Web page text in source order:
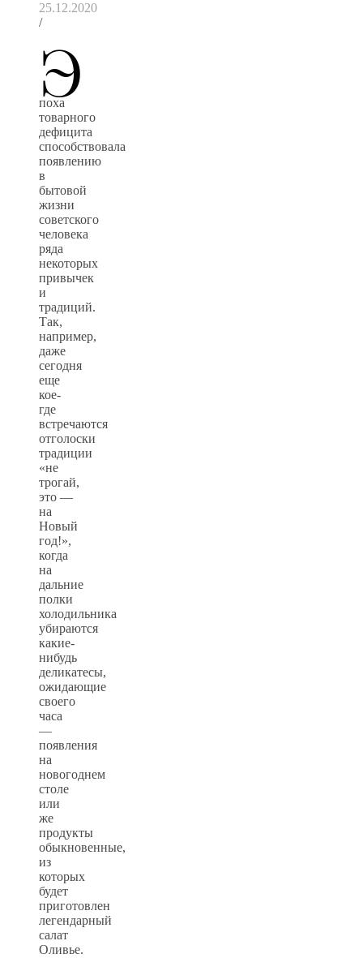
25.12.2020
/
Э
поха
товарного
дефицита
способствовала
появлению
в
бытовой
жизни
советского
человека
ряда
некоторых
привычек
и
традиций.
Так,
например,
даже
сегодня
еще
кое-
где
встречаются
отголоски
традиции
«не
трогай,
это —
на
Новый
год!»,
когда
на
дальние
полки
холодильника
убираются
какие-
нибудь
деликатесы,
ожидающие
своего
часа
—
появления
на
новогоднем
столе
или
же
продукты
обыкновенные,
из
которых
будет
приготовлен
легендарный
салат
Оливье.